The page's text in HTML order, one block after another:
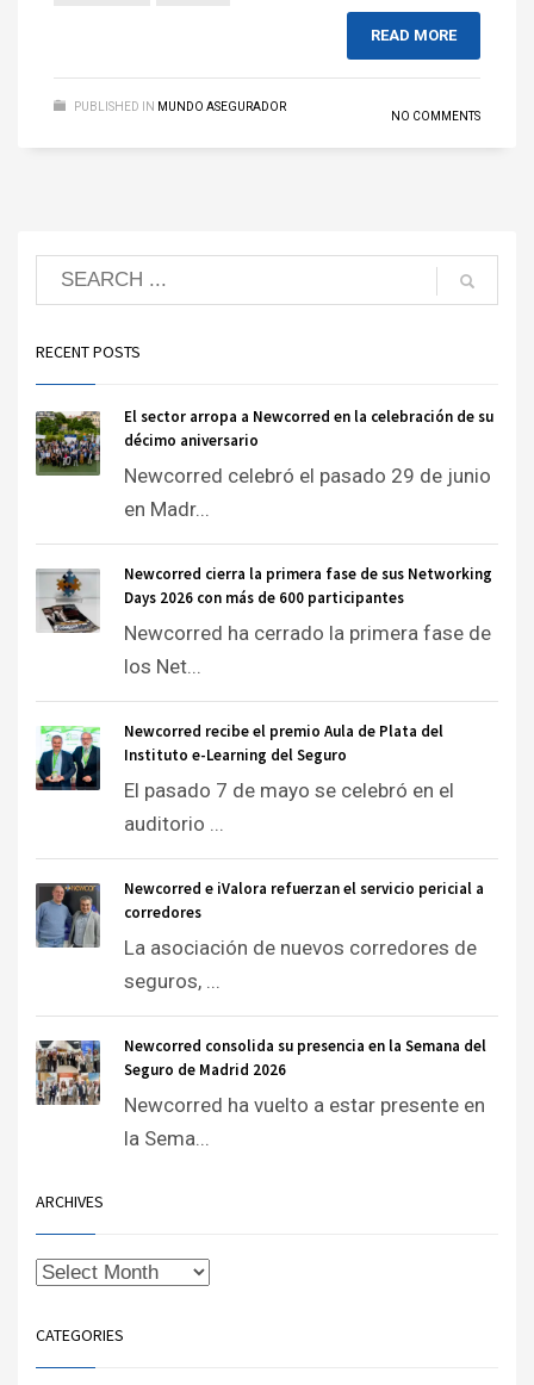
READ MORE
PUBLISHED IN MUNDO ASEGURADOR
NO COMMENTS
RECENT POSTS
El sector arropa a Newcorred en la celebración de su
décimo aniversario
Newcorred celebró el pasado 29 de junio
en Madr...
Newcorred cierra la primera fase de sus Networking
Days 2026 con más de 600 participantes
Newcorred ha cerrado la primera fase de
los Net...
Newcorred recibe el premio Aula de Plata del
Instituto e-Learning del Seguro
El pasado 7 de mayo se celebró en el
auditorio ...
Newcorred e iValora refuerzan el servicio pericial a
corredores
La asociación de nuevos corredores de
seguros, ...
Newcorred consolida su presencia en la Semana del
Seguro de Madrid 2026
Newcorred ha vuelto a estar presente en
la Sema...
ARCHIVES
CATEGORIES